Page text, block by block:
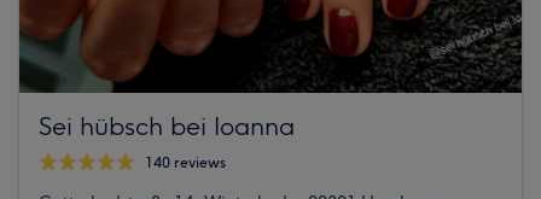
Sei hübsch bei Ioanna
140 reviews